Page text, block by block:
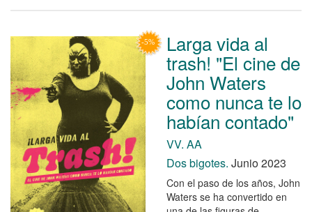
Larga vida al
trash! "El cine de
John Waters
como nunca te lo
habían contado"
VV. AA
Dos bigotes. Junio 2023
Con el paso de los años, John
Waters se ha convertido en